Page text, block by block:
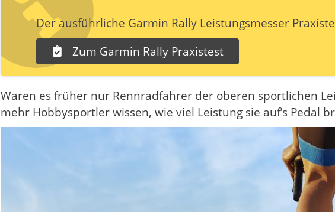
Der ausführliche Garmin Rally Leistungsmesser
Zum Garmin Rally Praxistest
Waren es früher nur Rennradfahrer der oberen sportlichen
mehr Hobbysportler wissen, wie viel Leistung sie auf’s Pedal